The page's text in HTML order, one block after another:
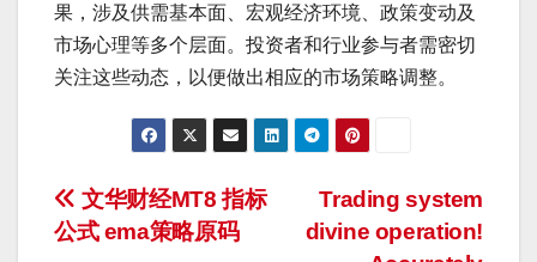
果，涉及供需基本面、宏观经济环境、政策变动及
市场心理等多个层面。投资者和行业参与者需密切
关注这些动态，以便做出相应的市场策略调整。
文
Trading system
divine operation!
文华财经MT8 指标
公式 ema策略原码